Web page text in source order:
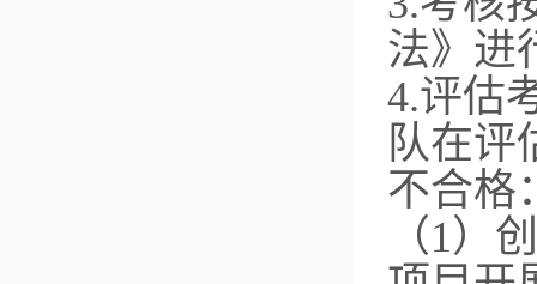
法》进
4.评估
队在评
不合格
（1）